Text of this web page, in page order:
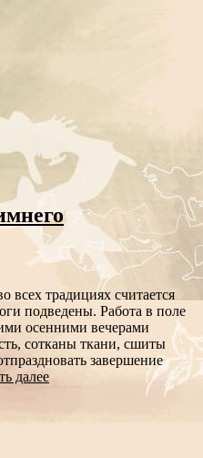
всех традициях считается
подведены. Работа в поле
осенними вечерами
сотканы ткани, сшиты
завершение
далее